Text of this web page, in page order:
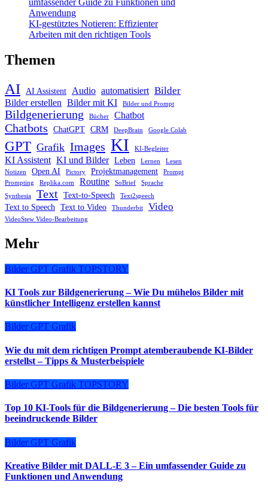
umfassender Guide zu Funktionen und
Anwendung
KI-gestütztes Notieren: Effizienter
Arbeiten mit den richtigen Tools
Themen
AI AI Assistent Audio automatisiert Bilder
Bilder erstellen Bilder mit KI Bilder und Prompt
Bildgenerierung Bücher Chatbot
Chatbots ChatGPT CRM DeepBrain Google Colab
GPT Grafik Images KI KI-Begleiter
KI Assistent KI und Bilder Leben Lernen
Lesen
Notizen
Open AI Pictory Projektmanagement
Prompt
Prompting
Replika.com Routine SoBrief
Sprache
Synthesia
Text Text-to-Speech Text2speech
Text to Speech Text to Video Thunderbit Video
VideoStew Video-Bearbeitung
Mehr
Bilder GPT Grafik TOPSTORY
KI Tools zur Bildgenerierung – Wie Du mühelos Bilder mit
künstlicher Intelligenz erstellen kannst
Bilder GPT Grafik
Wie du mit dem richtigen Prompt atemberaubende KI-Bilder
erstellst – Tipps & Musterbeispiele
Bilder GPT Grafik TOPSTORY
Top 10 KI-Tools für die Bildgenerierung – Die besten Tools für
beeindruckende Bilder
Bilder GPT Grafik
Kreative Bilder mit DALL-E 3 – Ein umfassender Guide zu
Funktionen und Anwendung